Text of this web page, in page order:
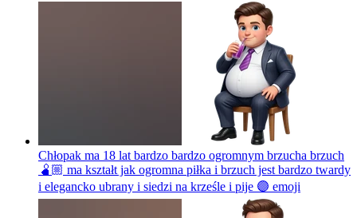
Chłopak ma 18 lat bardzo bardzo ogromnym brzucha brzuch
🫄🏼 ma kształt jak ogromna piłka i brzuch jest bardzo twardy
i elegancko ubrany i siedzi na krześle i pije 🟣 emoji